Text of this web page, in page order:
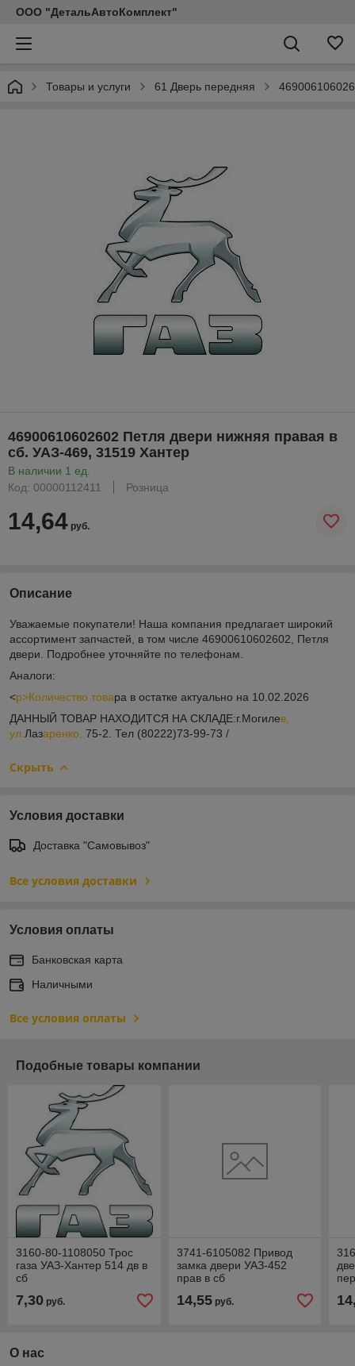
ООО "ДетальАвтоКомплект"
Товары и услуги 61 Дверь передняя
46900610602602 Петля двери нижняя правая в
сб. УАЗ-469, 31519 Хантер
В наличии 1 ед.
Код: 00000112411
Розница
14,64 руб.
Описание
Уважаемые покупатели! Наша компания предлагает широкий
ассортимент запчастей, в том числе 46900610602602, Петля
двери. Подробнее уточняйте по телефонам.
Аналоги:
<p>Количество товара в остатке актуально на 10.02.2026
ДАННЫЙ ТОВАР НАХОДИТСЯ НА СКЛАДE:г.Могилев,
ул. Лазаренко, 75-2. Тел (80222)73-99-73 /
Скрыть
Условия доставки
Доставка "Самовывоз"
Все условия доставки
Условия оплаты
Банковская карта
Наличными
Все условия оплаты
Подобные товары компании
3160-80-1108050 Трос
газа УАЗ-Хантер 514 дв в
сб
7,30 руб.
3741-6105082 Привод
замка двери УАЗ-452
прав в сб
14,55руб.
О нас